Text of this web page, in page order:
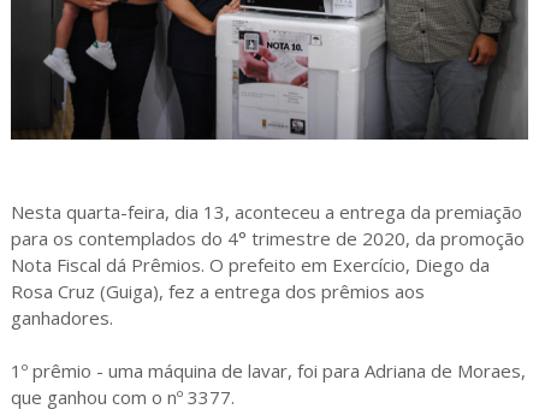
Nesta quarta-feira, dia 13, aconteceu a entrega da premiação
para os contemplados do 4° trimestre de 2020, da promoção
Nota Fiscal dá Prêmios. O prefeito em Exercício, Diego da
Rosa Cruz (Guiga), fez a entrega dos prêmios aos
ganhadores.
1º prêmio - uma máquina de lavar, foi para Adriana de Moraes,
que ganhou com o nº 3377.